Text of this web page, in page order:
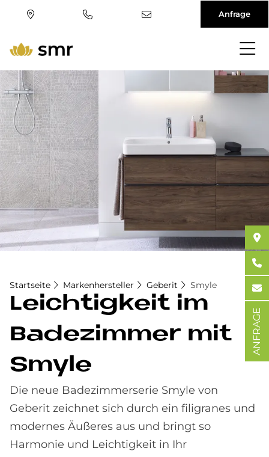
Direkt
zum
Inhalt
Anfrage
Startseite Markenhersteller Geberit Smyle
Leich­tig­keit im
Ba­de­zim­mer mit
Smyle
Die neue Badezimmerserie Smyle von
Geberit zeichnet sich durch ein filigranes und
modernes Äußeres aus und bringt so
Harmonie und Leichtigkeit in Ihr
ANFRAGE